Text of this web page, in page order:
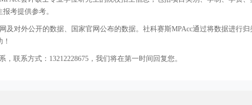
考提供参考。
及对外公开的数据、国家官网公布的数据。社科赛斯MPAcc通过将数据进行
联系方式：13212228675，我们将在第一时间回复您。